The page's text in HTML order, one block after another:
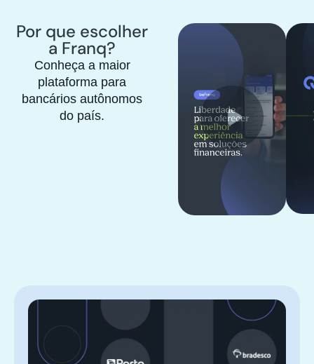
Por que escolher
a Franq?
Conheça a maior
plataforma para
bancários autônomos
do país.